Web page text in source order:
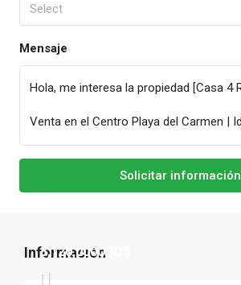
Select
Mensaje
Solicitar información
3,120,000USD$